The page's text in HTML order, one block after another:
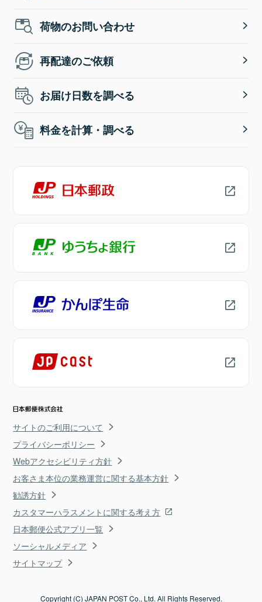
荷物のお問い合わせ
再配達のご依頼
お届け日数を調べる
料金を計算・調べる
サイトのご利用について
プライバシーポリシー
Webアクセシビリティ方針
お客さま本位の業務運営に関する基本方針
勧誘方針
カスタマーハラスメントに関する考え方
日本郵便公式アプリ一覧
ソーシャルメディア
サイトマップ
Copyright (C) JAPAN POST Co., Ltd. All Rights Reserved.